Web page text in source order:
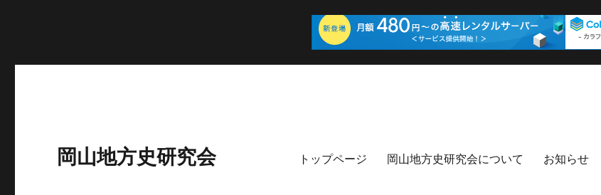
岡山地方史研究会 トップページ 岡山地方史研究会について お知らせ